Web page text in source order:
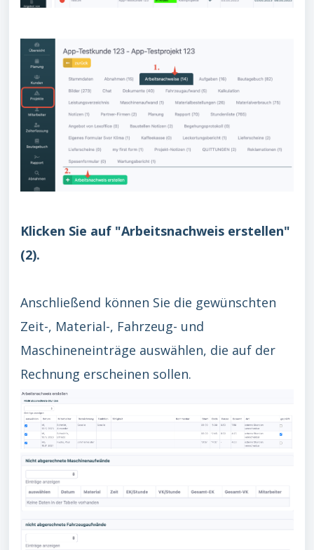
Klicken Sie auf "Arbeitsnachweis erstellen"
(2).
Anschließend können Sie die gewünschten
Zeit-, Material-, Fahrzeug- und
Maschineneinträge auswählen, die auf der
Rechnung erscheinen sollen.